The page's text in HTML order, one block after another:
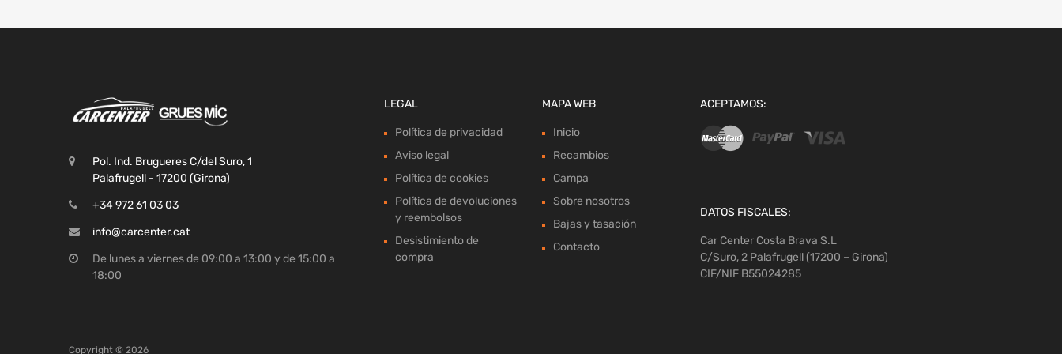
Pol. Ind. Brugueres C/del Suro, 1
Palafrugell - 17200 (Girona)
+34 972 61 03 03
info@carcenter.cat
De lunes a viernes de 09:00 a 13:00 y de 15:00 a
18:00
LEGAL
Política de privacidad
Aviso legal
Política de cookies
Política de devoluciones
y reembolsos
Desistimiento de
compra
MAPA WEB
Inicio
Recambios
Campa
Sobre nosotros
Bajas y tasación
Contacto
ACEPTAMOS:
DATOS FISCALES:
Car Center Costa Brava S.L
C/Suro, 2 Palafrugell (17200 – Girona)
CIF/NIF B55024285
Copyright © 2026